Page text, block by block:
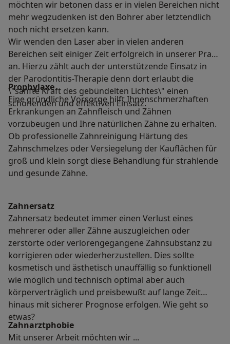
möchten wir betonen dass er in vielen Bereichen nicht
mehr wegzudenken ist den Bohrer aber letztendlich
noch nicht ersetzen kann.
Wir wenden den Laser aber in vielen anderen
Bereichen seit einiger Zeit erfolgreich in unserer Praxis
an. Hierzu zählt auch der unterstützende Einsatz in
der Parodontitis-Therapie denn dort erlaubt die
\"sanfte Kraft des gebündelten Lichtes\" einen
schonenden und effektiven Einsatz.
Prophylaxe
Eine gründliche Vorsorge hilft Ihnenschmerzhaften
Erkrankungen an Zahnfleisch und Zähnen
vorzubeugen und Ihre natürlichen Zähne zu erhalten.
Ob professionelle Zahnreinigung Härtung des
Zahnschmelzes oder Versiegelung der Kauflächen für
groß und klein sorgt diese Behandlung für strahlende
und gesunde Zähne.
Zahnersatz
Zahnersatz bedeutet immer einen Verlust eines
mehrerer oder aller Zähne auszugleichen oder
zerstörte oder verlorengegangene Zahnsubstanz zu
korrigieren oder wiederherzustellen. Dies sollte
kosmetisch und ästhetisch unauffällig so funktionell
wie möglich und technisch optimal aber auch
körperverträglich und preisbewußt auf lange Zeit
hinaus mit sicherer Prognose erfolgen. Wie geht so
etwas?
Zahnarztphobie
Mit unserer Arbeit möchten wir ...